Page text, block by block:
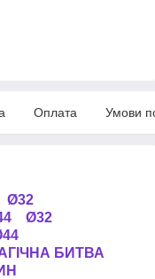
Оплата Умови
Ø32
Ø32
БИТВА